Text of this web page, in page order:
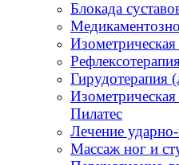
Блокада
Гирудотерапия
Пилатес
Лечение
Массаж ног и